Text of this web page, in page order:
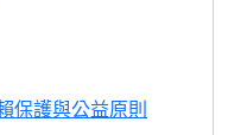
保護與公益原則